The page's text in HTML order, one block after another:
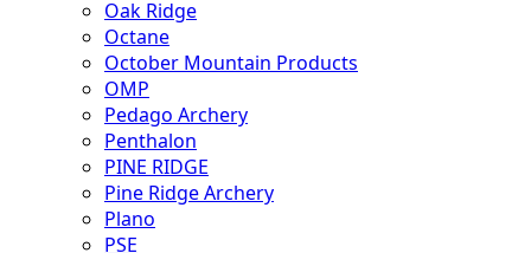
Oak Ridge
Octane
October Mountain Products
OMP
Pedago Archery
Penthalon
PINE RIDGE
Pine Ridge Archery
Plano
PSE